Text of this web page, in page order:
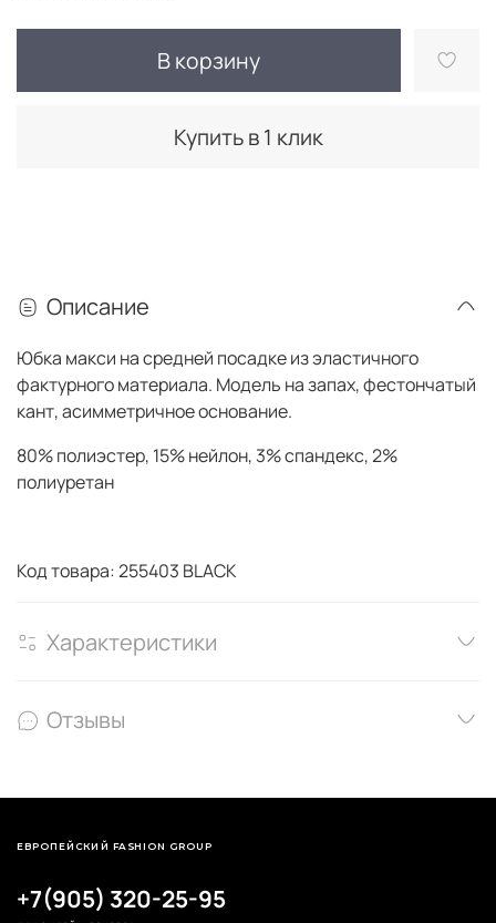
В корзину
Купить в 1 клик
Описание
Юбка макси на средней посадке из эластичного
фактурного материала. Модель на запах, фестончатый
кант, асимметричное основание.
80% полиэстер, 15% нейлон, 3% спандекс, 2%
полиуретан
Код товара: 255403 BLACK
Характеристики
Отзывы
+7(905) 320-25-95
ЕВРОПЕЙСКИЙ FASHION GROUP